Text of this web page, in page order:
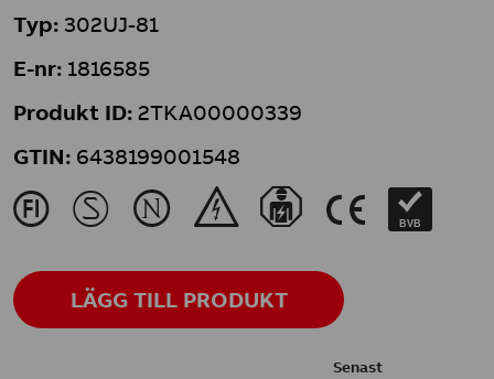
Typ: 302UJ-81
E-nr: 1816585
Produkt ID: 2TKA00000339
GTIN: 6438199001548
J M N & } K BVB
LÄGG TILL PRODUKT
Senast